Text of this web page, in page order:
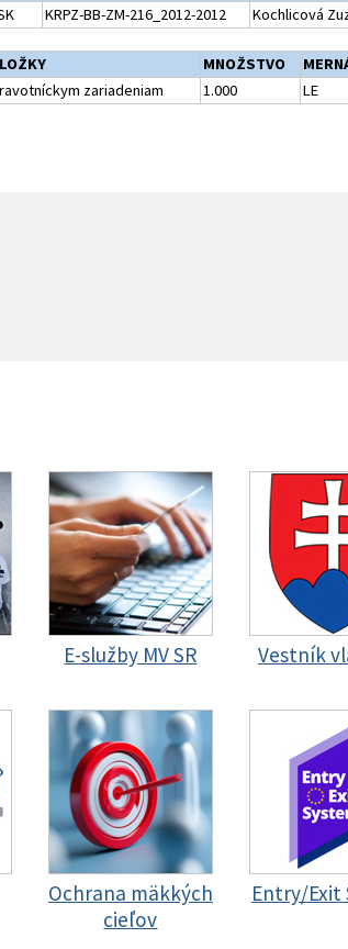
KRPZ-BB-ZM-216_2012-2012 Kochlicová
MNOŽSTVO
zariadeniam 1.000 LE
E-služby MV SR Vestník
Ochrana mäkkých
cieľov
Entry/Exit